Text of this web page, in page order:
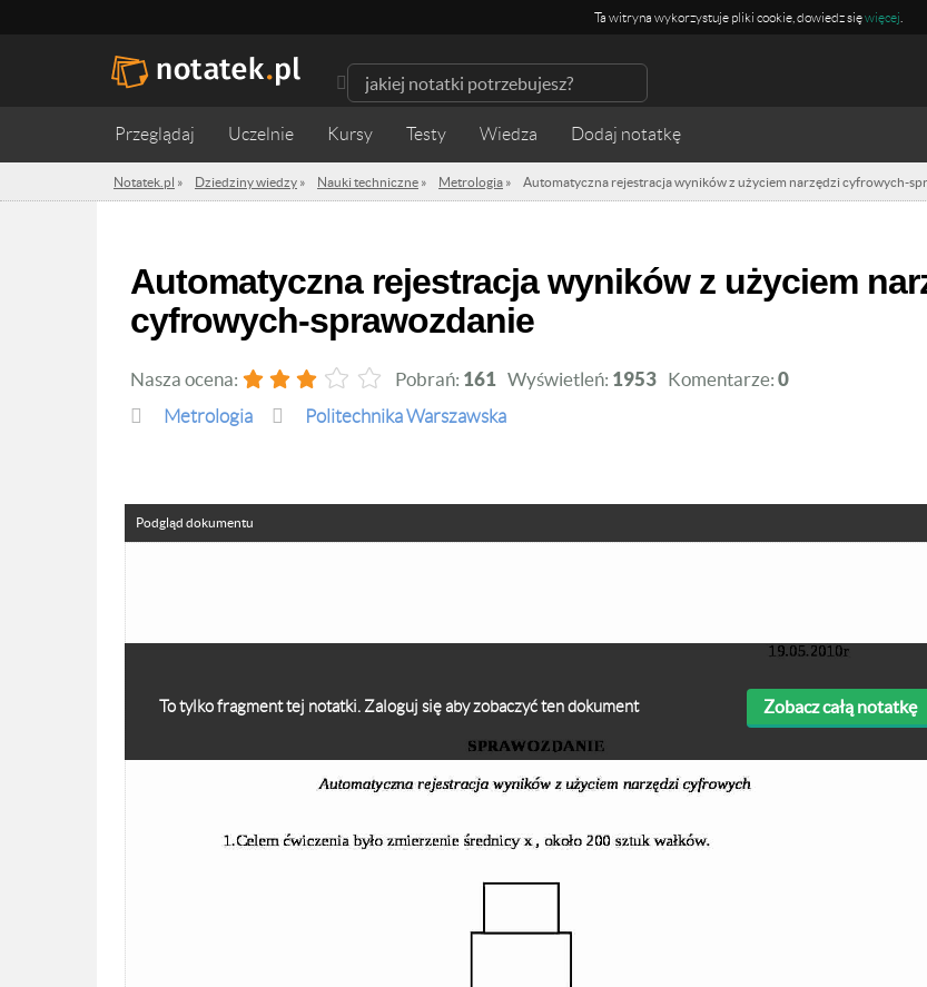
Ta witryna wykorzystuje pliki cookie, dowiedz sięwięcej
Przeglądaj Uczelnie Kursy Testy Wiedza
Notatek.pl » Dziedziny wiedzy » Nauki techniczne » Metrologia » Automatyczna rejestracja wyników z użyciem narzędzi cyfrowych-
Automatyczna rejestracja wyników z użyciem narzędzi
cyfrowych-sprawozdanie
Nasza ocena: Pobrań: 161 Wyświetleń: 1953 Komentarze: 0
Metrologia Politechnika Warszawska
To tylko fragment tej notatki. Zaloguj się aby zobaczyć ten dokument Zobacz całą notatkę
Podgląd dokumentu